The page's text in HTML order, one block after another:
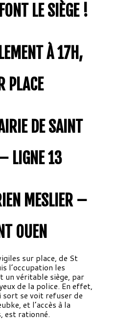
LE SIÈGE !
À 17H,
PLACE
DE SAINT
LIGNE 13
MESLIER –
OUEN
sur place, de St
l’occupation les
un véritable siège, par
de la police. En effet,
sort se voit refuser de
et l’accès à la
est rationné.